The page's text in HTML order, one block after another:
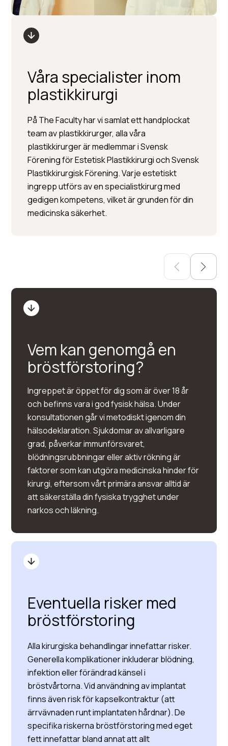
Våra specialister inom
plastikkirurgi
På The Faculty har vi samlat ett handplockat
team av plastikkirurger, alla våra
plastikkirurger är medlemmar i Svensk
Förening för Estetisk Plastikkirurgi och Svensk
Plastikkirurgisk Förening. Varje estetiskt
ingrepp utförs av en specialistkirurg med
gedigen kompetens, vilket är grunden för din
medicinska säkerhet.
Per Hedén
Plastikkirurgi »
Injektionsbehandlingar »
Hudbehandlingar
Vem kan genomgå en
bröstförstoring?
Ingreppet är öppet för dig som är över 18 år
och befinns vara i god fysisk hälsa. Under
konsultationen går vi metodiskt igenom din
hälsodeklaration. Sjukdomar av allvarligare
grad, påverkar immunförsvaret,
blödningsrubbningar eller aktiv rökning är
faktorer som kan utgöra medicinska hinder för
kirurgi, eftersom vårt primära ansvar alltid är
att säkerställa din fysiska trygghet under
narkos och läkning.
Eventuella risker med
bröstförstoring
Alla kirurgiska behandlingar innefattar risker.
Generella komplikationer inkluderar blödning,
infektion eller förändrad känsel i
bröstvårtorna. Vid användning av implantat
finns även risk för kapselkontraktur (att
ärrvävnaden runt implantaten hårdnar). De
specifika riskerna bröstförstoring med eget
fett innefattar bland annat att allt